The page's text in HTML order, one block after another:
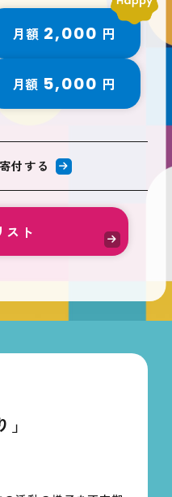
月額 2,000 円
月額 5,000 円
付する
ト